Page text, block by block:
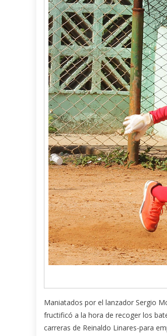
Maniatados por el lanzador Sergio
fructificó a la hora de recoger los
carreras de Reinaldo Linares-para